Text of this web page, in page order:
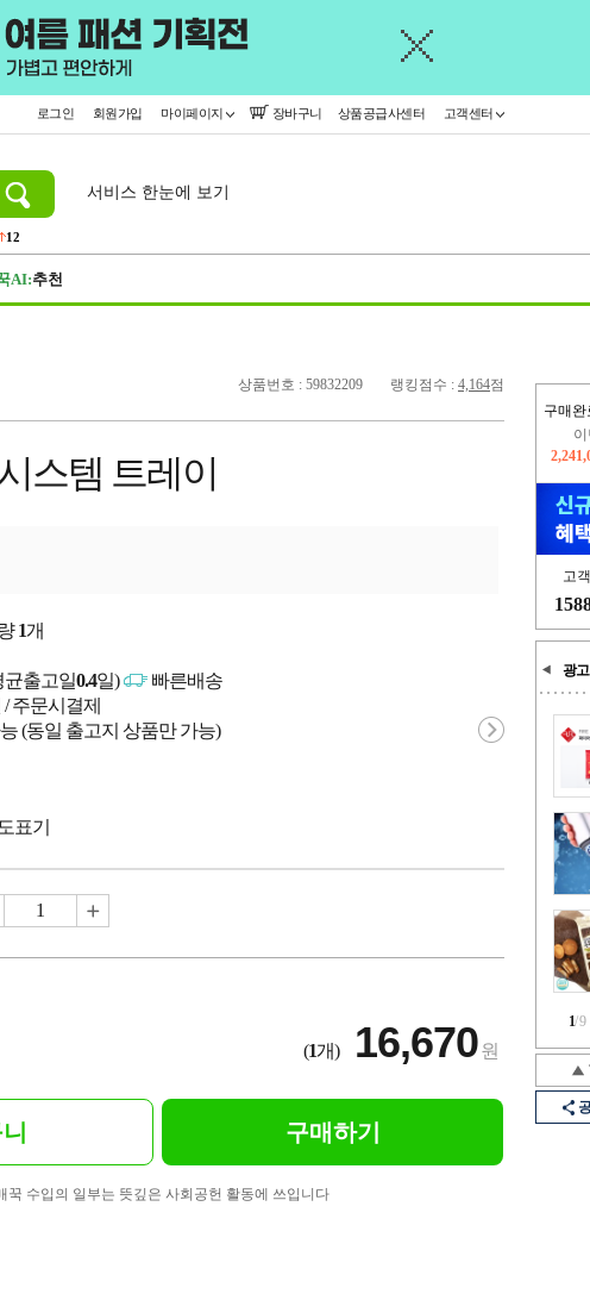
로그인 회원가입 마이페이지 장바구니 상품공급사센터 고객센터
12
서비스 한눈에 보기
AI:추천
구매완
고
광고
1/9
상품번호 : 59832209 랭킹점수 : 4,164점
스템 트레이
1개
균출고일0.4일)
빠른배송
/ 주문시결제
(동일 출고지 상품만 가능)
표기
(1개) 16,670원
구매하기
꾹 수입의 일부는 뜻깊은 사회공헌 활동에 쓰입니다